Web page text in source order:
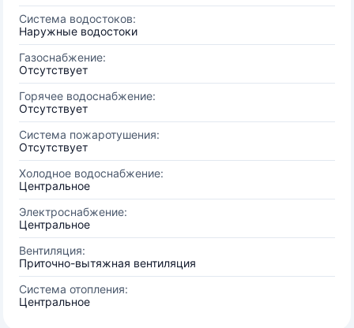
Система водостоков:
Наружные водостоки
Газоснабжение:
Отсутствует
Горячее водоснабжение:
Отсутствует
Система пожаротушения:
Отсутствует
Холодное водоснабжение:
Центральное
Электроснабжение:
Центральное
Вентиляция:
Приточно-вытяжная вентиляция
Система отопления:
Центральное